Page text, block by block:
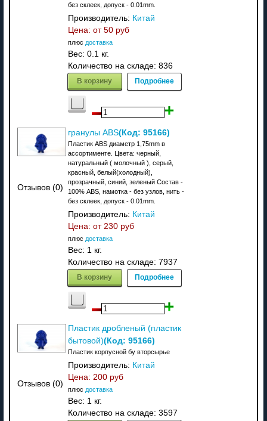
без склеек, допуск - 0.01mm.
Производитель: Китай
Цена: от 50 руб
плюс доставка
Вес: 0.1 кг.
Количество на складе: 836
В корзину Подробнее
Отзывов (0)
гранулы ABS(Код: 95166)
Пластик ABS диаметр 1,75mm в
ассортименте. Цвета: черный,
натуральный ( молочный ), серый,
красный, белый(холодный),
прозрачный, синий, зеленый Состав -
100% ABS, намотка - без узлов, нить -
без склеек, допуск - 0.01mm.
Производитель: Китай
Цена: от 230 руб
плюс доставка
Вес: 1 кг.
Количество на складе: 7937
В корзину Подробнее
Отзывов (0)
Пластик дробленый (пластик
бытовой)(Код: 95166)
Пластик корпусной бу вторсырье
Производитель: Китай
Цена: 200 руб
плюс доставка
Вес: 1 кг.
Количество на складе: 3597